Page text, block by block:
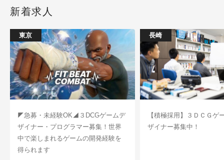
新着求人
東京
◤急募・未経験OK◢３DCGゲームデ
ザイナー・プログラマー募集！世界
中で楽しまれるゲームの開発経験を
得られます
長崎
【積極採用】３ＤＣＧゲ
ザイナー募集中！